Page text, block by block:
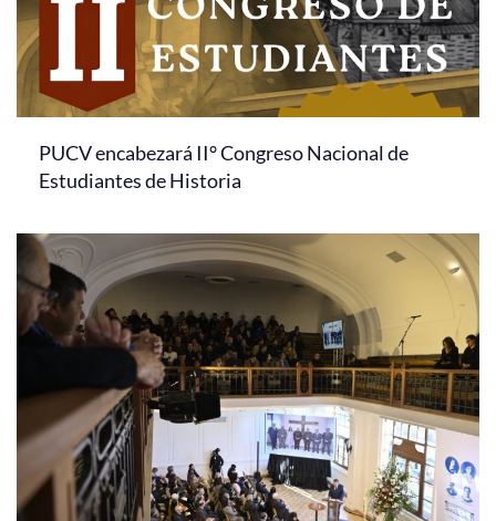
PUCV encabezará II° Congreso Nacional de
Estudiantes de Historia